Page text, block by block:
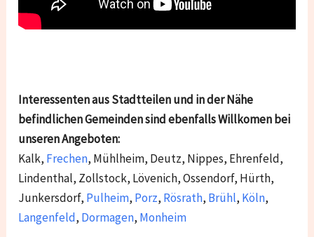
Interessenten aus Stadtteilen und in der Nähe
befindlichen Gemeinden sind ebenfalls Willkomen bei
unseren Angeboten:
Kalk, Frechen, Mühlheim, Deutz, Nippes, Ehrenfeld,
Lindenthal, Zollstock, Lövenich, Ossendorf, Hürth,
Junkersdorf, Pulheim, Porz, Rösrath, Brühl, Köln,
Langenfeld, Dormagen, Monheim